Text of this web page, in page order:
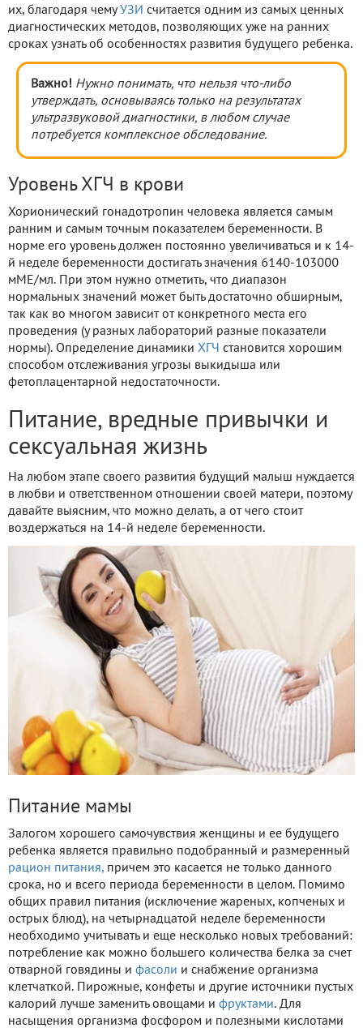
их, благодаря чемуУЗИ считается одним из самых ценных
диагностических методов, позволяющих уже на ранних
сроках узнать об особенностях развития будущего ребенка.
Важно! Нужно понимать, что нельзя что-либо
утверждать, основываясь только на результатах
ультразвуковой диагностики, в любом случае
потребуется комплексное обследование.
Уровень ХГЧ в крови
Хорионический гонадотропин человека является самым
ранним и самым точным показателем беременности. В
норме его уровень должен постоянно увеличиваться и к 14-
й неделе беременности достигать значения 6140-103000
мМЕ/мл. При этом нужно отметить, что диапазон
нормальных значений может быть достаточно обширным,
так как во многом зависит от конкретного места его
проведения (у разных лабораторий разные показатели
нормы). Определение динамики ХГЧ становится хорошим
способом отслеживания угрозы выкидыша или
фетоплацентарной недостаточности.
Питание, вредные привычки и
сексуальная жизнь
На любом этапе своего развития будущий малыш нуждается
в любви и ответственном отношении своей матери, поэтому
давайте выясним, что можно делать, а от чего стоит
воздержаться на 14-й неделе беременности.
Питание мамы
Залогом хорошего самочувствия женщины и ее будущего
ребенка является правильно подобранный и размеренный
рацион питания, причем это касается не только данного
срока, но и всего периода беременности в целом. Помимо
общих правил питания (исключение жареных, копченых и
острых блюд), на четырнадцатой неделе беременности
необходимо учитывать и еще несколько новых требований:
потребление как можно большего количества белка за счет
отварной говядины и фасоли и снабжение организма
клетчаткой. Пирожные, конфеты и другие источники пустых
калорий лучше заменить овощами и фруктами. Для
насыщения организма фосфором и полезными кислотами